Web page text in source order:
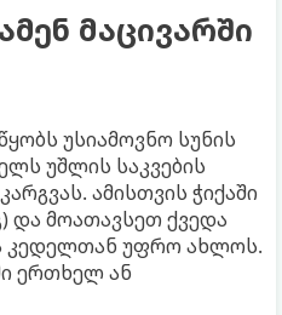
მაცივარში
უსიამოვნო სუნის
უშლის საკვების
ამისთვის ჭიქაში
და მოათავსეთ ქვედა
კედელთან უფრო ახლოს.
ერთხელ ან